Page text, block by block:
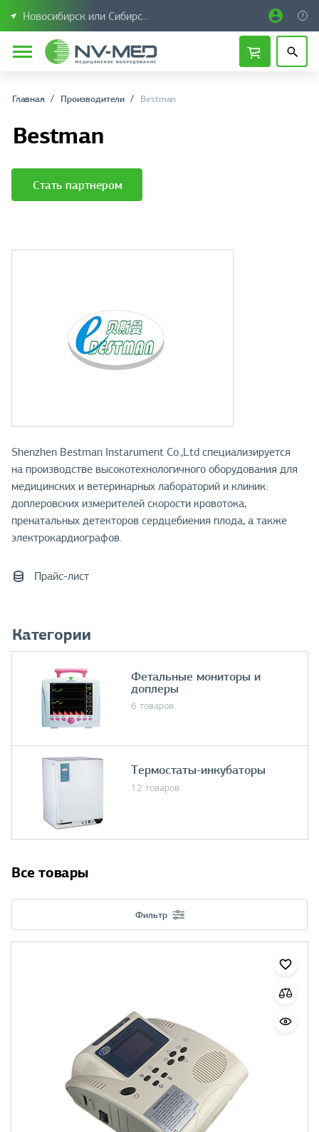
Новосибирск или Сибирский федеральный округ
Главная Производители Bestman
Bestman
Стать партнером
Shenzhen Bestman Instarument Co.,Ltd специализируется
на производстве высокотехнологичного оборудования для
медицинских и ветеринарных лабораторий и клиник:
доплеровских измерителей скорости кровотока,
пренатальных детекторов сердцебиения плода, а также
электрокардиографов.
Прайс-лист
Категории
Фетальные мониторы и
доплеры
6 товаров
Термостаты-инкубаторы
12 товаров
Все товары
Фильтр